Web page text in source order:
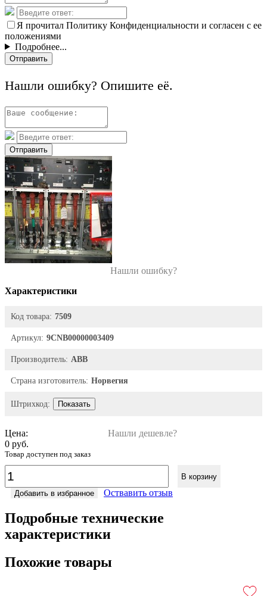
Я прочитал Политику Конфиденциальности и согласен с ее
положениями
Подробнее...
Отправить
Нашли ошибку? Опишите её.
Отправить
Нашли ошибку?
Характеристики
Код товара: 7509
Артикул: 9CNB00000003409
Производитель: ABB
Страна изготовитель: Норвегия
Штрихкод: Показать
Цена:
Нашли дешевле?
0 руб.
Товар доступен под заказ
В корзину
Добавить в избранное
Оствавить отзыв
Подробные технические
характеристики
Похожие товары